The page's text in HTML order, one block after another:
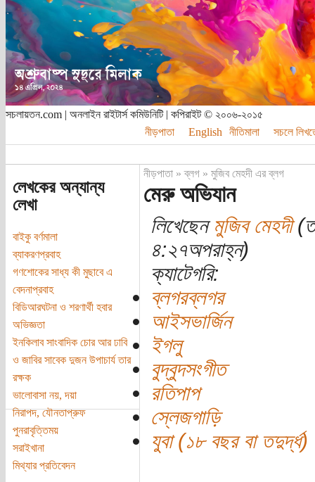
সচলায়তন.com | অনলাইন রাইটার্স কমিউনিটি | কপিরাইট © ২০০৬-২০১৫
নীড়পাতা
English নীতিমালা সচলে
লেখকের অন্যান্য
লেখা
বাইকু বর্ণমালা
ব্যাকরণপ্রবাহ
গণশোকের সাধ্য কী মুছাবে এ
বেদনাপ্রবাহ
বিডিআরঘটনা ও শরণার্থী হবার
অভিজ্ঞতা
ইনকিলাব সাংবাদিক চোর আর ঢাবি
ও জাবির সাবেক দুজন উপাচার্য তার
রক্ষক
ভালোবাসা নয়, দয়া
নিরাপদ, যৌনতাপ্রুফ
পুনরাবৃত্তিময়
সরাইখানা
মিথ্যার প্রতিবেদন
নীড়পাতা»ব্লগ» মুজিব মেহদী এর ব্লগ
মেরু অভিযান
লিখেছেনমুজিব মেহদী
৪:২৭অপরাহ্ন)
ক্যাটেগরি:
ব্লগরব্লগর
আইসভার্জিন
ইগলু
বুদ্বুদসংগীত
রতিপাপ
স্লেজগাড়ি
যুবা (১৮ বছর বা তদুর্দ্ধ)